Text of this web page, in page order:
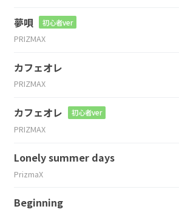
夢唄 初心者ver
PRIZMAX
カフェオレ
PRIZMAX
カフェオレ 初心者ver
PRIZMAX
Lonely summer days
PrizmaX
Beginning